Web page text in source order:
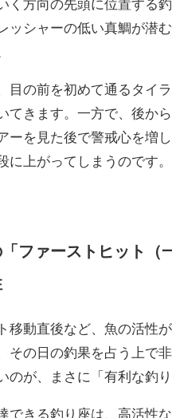
ることが上達の第一歩です。
の面白さが倍増しますよ。
で真鯛の釣果に圧倒
目の前を初めて通るタイ
ーを見た後で警戒心を増
に上がってしまうのです。